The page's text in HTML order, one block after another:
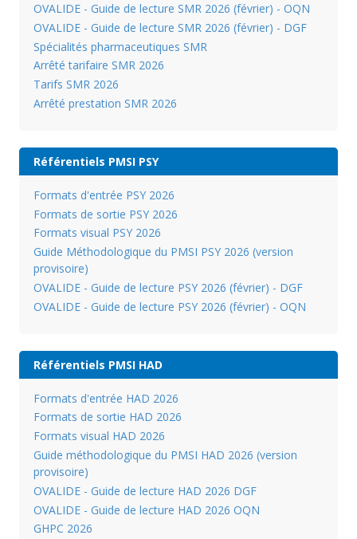
OVALIDE - Guide de lecture SMR 2026 (février) - OQN
OVALIDE - Guide de lecture SMR 2026 (février) - DGF
Spécialités pharmaceutiques SMR
Arrêté tarifaire SMR 2026
Tarifs SMR 2026
Arrêté prestation SMR 2026
Référentiels PMSI PSY
Formats d'entrée PSY 2026
Formats de sortie PSY 2026
Formats visual PSY 2026
Guide Méthodologique du PMSI PSY 2026 (version
provisoire)
OVALIDE - Guide de lecture PSY 2026 (février) - DGF
OVALIDE - Guide de lecture PSY 2026 (février) - OQN
Référentiels PMSI HAD
Formats d'entrée HAD 2026
Formats de sortie HAD 2026
Formats visual HAD 2026
Guide méthodologique du PMSI HAD 2026 (version
provisoire)
OVALIDE - Guide de lecture HAD 2026 DGF
OVALIDE - Guide de lecture HAD 2026 OQN
GHPC 2026